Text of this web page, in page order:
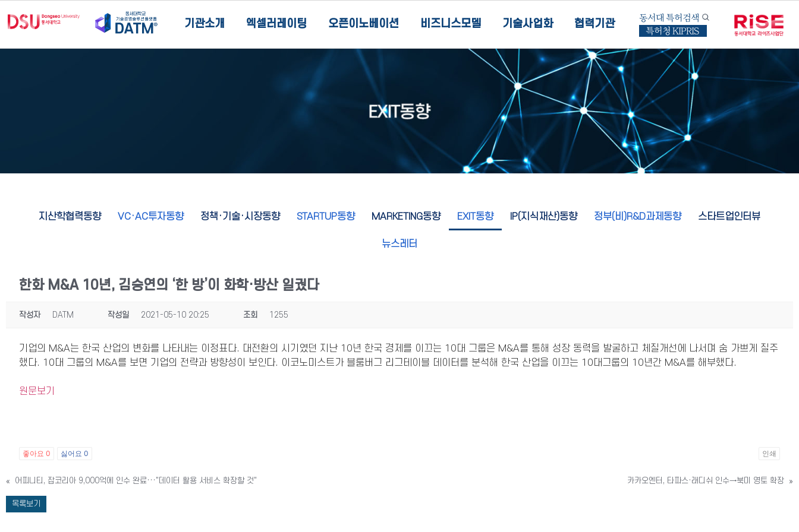
기관소개 엑셀러레이팅 오픈이노베이션 비즈니스모델 기술사업화 협력기관
동서대 특허검색
특허청 KIPRIS
지산학협력동향 VC·AC투자동향 정책·기술·시장동향 STARTUP동향 MARKETING동향 EXIT동향 IP(지식재산)동향 정부(비)R&D과제동향 스타트업인터뷰
뉴스레터
한화 M&A 10년, 김승연의 ‘한 방’이 화학·방산 일궜다
작성자 DATM 작성일 2021-05-10 20:25 조회 1255
기업의 M&A는 한국 산업의 변화를 나타내는 이정표다. 대전환의 시기였던 지난 10년 한국 경제를 이끄는 10대 그룹은 M&A를 통해 성장 동력을 발굴하고 체질개선에 나서며 숨 가쁘게 질주
했다. 10대 그룹의 M&A를 보면 기업의 전략과 방향성이 보인다. 이코노미스트가 블룸버그 리그테이블 데이터를 분석해 한국 산업을 이끄는 10대그룹의 10년간 M&A를 해부했다.
원문보기
좋아요 0 싫어요 0 인쇄
« 어피니티, 잡코리아 9,000억에 인수 완료···"데이터 활용 서비스 확장할 것" 카카오엔터, 타파스·래디쉬 인수→북미 영토 확장 »
목록보기